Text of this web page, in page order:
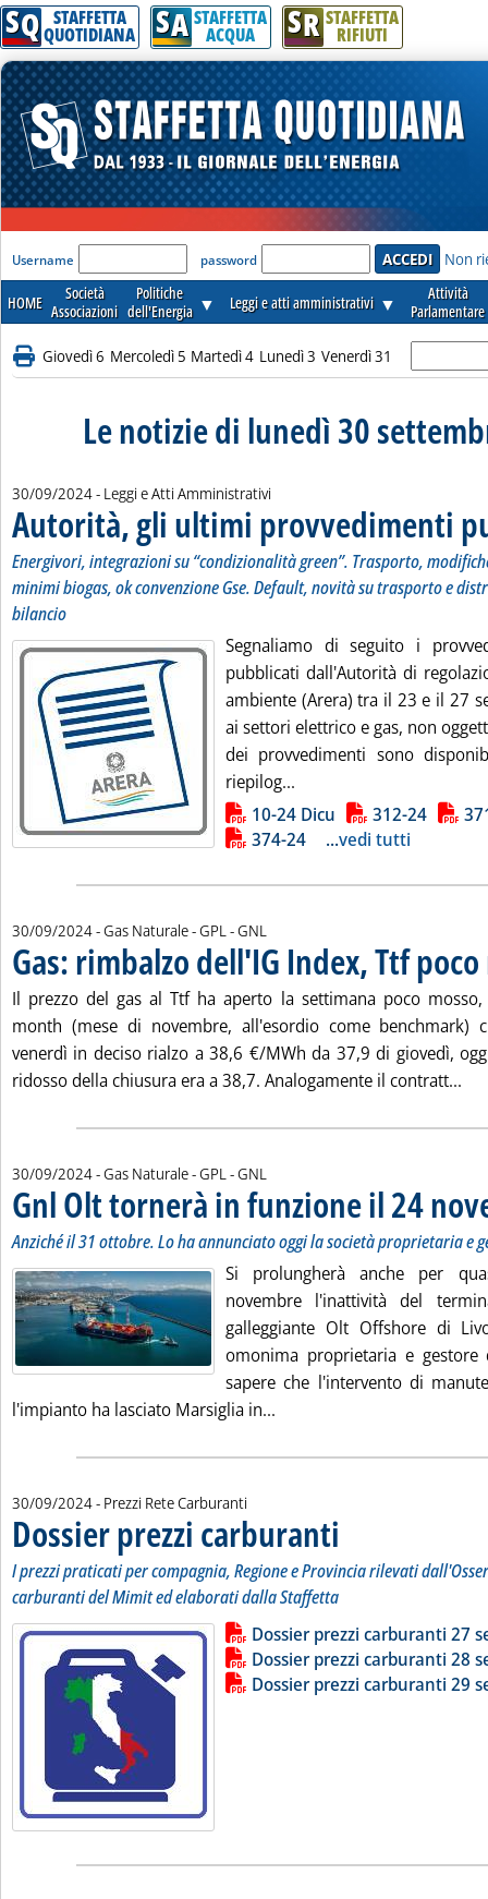
SQ STAFFETTA
QUOTIDIANA SA STAFFETTA
ACQUA SR STAFFETTA
RIFIUTI
'Modulo Login per accedere'
Username password Non
HOME
Società
Associazioni
Politiche
dell'Energia ▼ Leggi e atti amministrativi ▼
Attività
Parlamentare
Giovedì 6 Mercoledì 5 Martedì 4 Lunedì 3 Venerdì 31
Le notizie di lunedì 30
30/09/2024- Leggi e Atti Amministrativi
Autorità, gli ultimi provvedimenti
Energivori, integrazioni su “condizionalità green”. Trasporto,
minimi biogas, ok convenzione Gse. Default, novità su trasporto e
bilancio
Segnaliamo di seguito i
pubblicati dall'Autorità di
ambiente (Arera) tra il 23 e il 27
ai settori elettrico e gas, non
dei provvedimenti sono
riepilog...
Lista allegati PDF alla notizia
10-24 Dicu 312-24
374-24
...vedi tutti
30/09/2024- Gas Naturale - GPL - GNL
Gas: rimbalzo dell'IG Index, Ttf poco
Il prezzo del gas al Ttf ha aperto la settimana poco
month (mese di novembre, all'esordio come benchmark)
venerdì in deciso rialzo a 38,6 €/MWh da 37,9 di giovedì,
ridosso della chiusura era a 38,7. Analogamente il contratt...
30/09/2024- Gas Naturale - GPL - GNL
Gnl Olt tornerà in funzione il 24
Anziché il 31 ottobre. Lo ha annunciato oggi la società proprietaria e
Si prolungherà anche per
novembre l'inattività del
galleggiante Olt Offshore di
omonima proprietaria e
sapere che l'intervento di
l'impianto ha lasciato Marsiglia in...
30/09/2024- Prezzi Rete Carburanti
Dossier prezzi carburanti
I prezzi praticati per compagnia, Regione e Provincia rilevati
carburanti del Mimit ed elaborati dalla Staffetta
Leggi tutta la notizia: 'Dossier
Lista allegati PDF alla notiziaDossier prezzi carburanti 27
Dossier prezzi carburanti 28
Dossier prezzi carburanti 29